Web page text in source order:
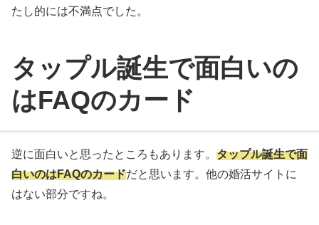
たし的には不満点でした。
タップル誕生で面白いの
はFAQのカード
逆に面白いと思ったところもあります。 タップル誕生で面
白いのはFAQのカードだと思います。他の婚活サイトに
はない部分ですね。